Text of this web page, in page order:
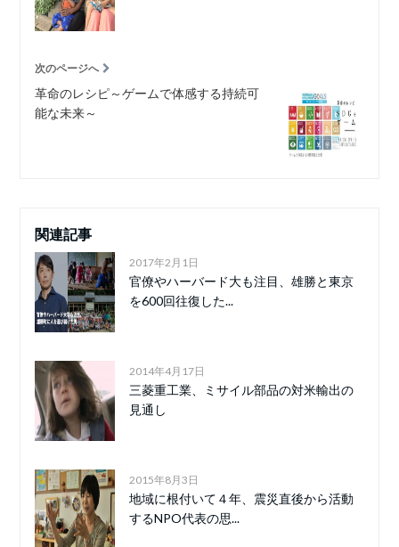
次のページへ
革命のレシピ～ゲームで体感する持続可
能な未来～
関連記事
2017年2月1日
官僚やハーバード大も注目、雄勝と東京
を600回往復した...
2014年4月17日
三菱重工業、ミサイル部品の対米輸出の
見通し
2015年8月3日
地域に根付いて４年、震災直後から活動
するNPO代表の思...